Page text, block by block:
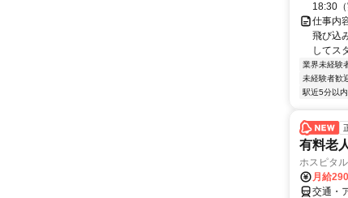
18:30
仕事内
飛び込
してス
業界未経験
未経験者歓
駅近5分以内
有料老
ホスピタ
月給
交通・